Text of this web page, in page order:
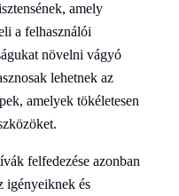
amely
a felhasználói
növelni vágyó
lehetnek az
amelyek tökéletesen
felfedezése azonban
igényeiknek és